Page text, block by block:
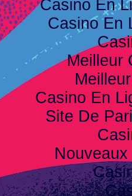
Casino En
Casino En
Meilleur
Casino En
Site De